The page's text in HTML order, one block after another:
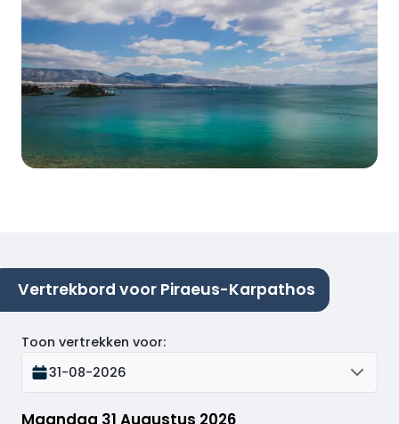
Vertrekbord voor Piraeus-Karpathos
Toon vertrekken voor:
31-08-2026